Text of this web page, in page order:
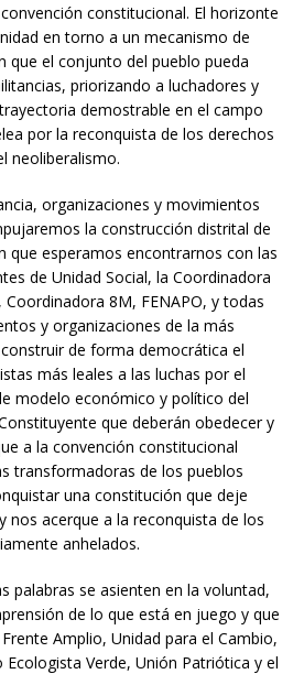
constitucional. El horizonte
en torno a un mecanismo de
que el conjunto del pueblo pueda
priorizando a luchadores y
demostrable en el campo
por la reconquista de los derechos
neoliberalismo.
organizaciones y movimientos
la construcción distrital de
que esperamos encontrarnos con las
de Unidad Social, la Coordinadora
8M, FENAPO, y todas
y organizaciones de la más
de forma democrática el
más leales a las luchas por el
modelo económico y político del
que deberán obedecer y
a la convención constitucional
transformadoras de los pueblos
una constitución que deje
nos acerque a la reconquista de los
anhelados.
palabras se asienten en la voluntad,
de lo que está en juego y que
Amplio, Unidad para el Cambio,
Verde, Unión Patriótica y el